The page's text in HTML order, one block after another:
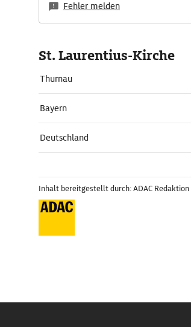
Fehler melden
St. Laurentius-Kirche
Thurnau
Bayern
Deutschland
Inhalt bereitgestellt durch: ADAC Redaktion